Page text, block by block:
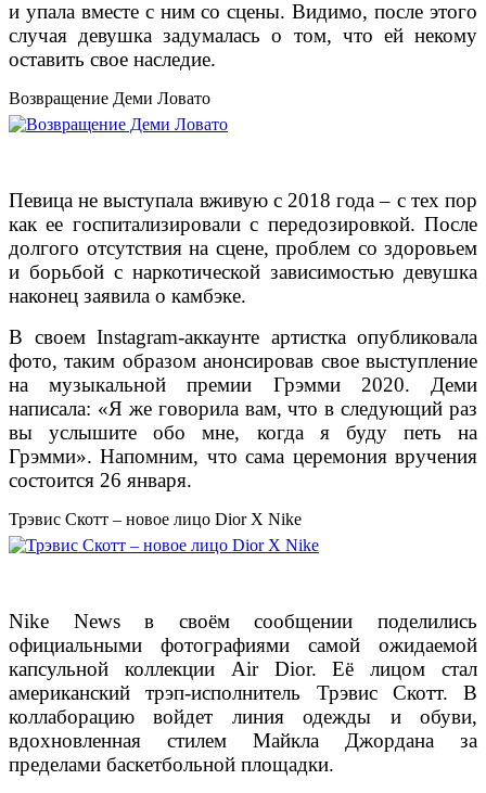
и упала вместе с ним со сцены. Видимо, после этого
случая девушка задумалась о том, что ей некому
оставить свое наследие.
Возвращение Деми Ловато
Певица не выступала вживую с 2018 года – с тех пор
как ее госпитализировали с передозировкой. После
долгого отсутствия на сцене, проблем со здоровьем
и борьбой с наркотической зависимостью девушка
наконец заявила о камбэке.
В своем Instagram-аккаунте артистка опубликовала
фото, таким образом анонсировав свое выступление
на музыкальной премии Грэмми 2020. Деми
написала: «Я же говорила вам, что в следующий раз
вы услышите обо мне, когда я буду петь на
Грэмми». Напомним, что сама церемония вручения
состоится 26 января.
Трэвис Скотт – новое лицо Dior X Nike
Nike News в своём сообщении поделились
официальными фотографиями самой ожидаемой
капсульной коллекции Air Dior. Её лицом стал
американский трэп-исполнитель Трэвис Скотт. В
коллаборацию войдет линия одежды и обуви,
вдохновленная стилем Майкла Джордана за
пределами баскетбольной площадки.